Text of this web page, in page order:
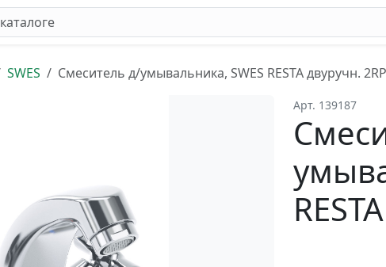
SWES Смеситель д/умывальника, SWES RESTA двуручн.
Арт. 139187